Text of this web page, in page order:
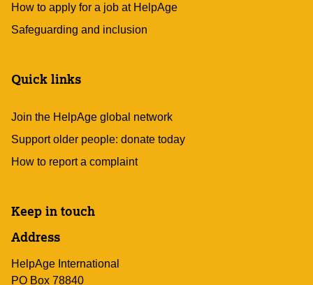
How to apply for a job at HelpAge
Safeguarding and inclusion
Quick links
Join the HelpAge global network
Support older people: donate today
How to report a complaint
Keep in touch
Address
HelpAge International
PO Box 78840